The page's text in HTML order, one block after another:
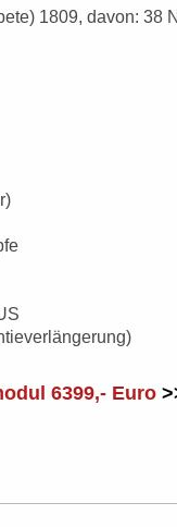
1809, davon: 38
6399,- Euro